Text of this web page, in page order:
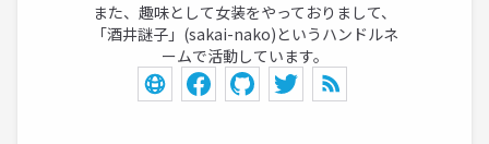
また、趣味として女装をやっておりまして、
「酒井謎子」(sakai-nako)というハンドルネ
ームで活動しています。